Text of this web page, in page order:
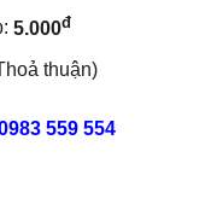
5.000đ
thuận)
559 554
lượng